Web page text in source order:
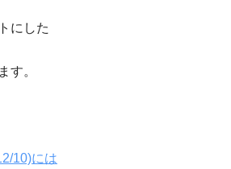
にした
す。
10)には